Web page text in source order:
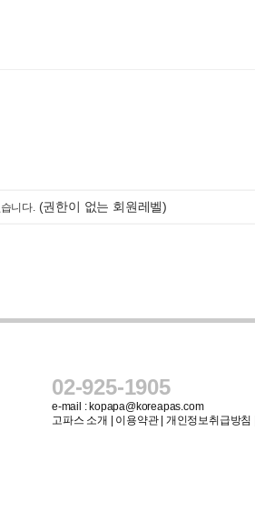
니다. (권한이 없는 회원레벨)
02-925-1905
e-mail : kopapa@koreapas.com
고파스 소개
이용약관| 개인정보취급방침